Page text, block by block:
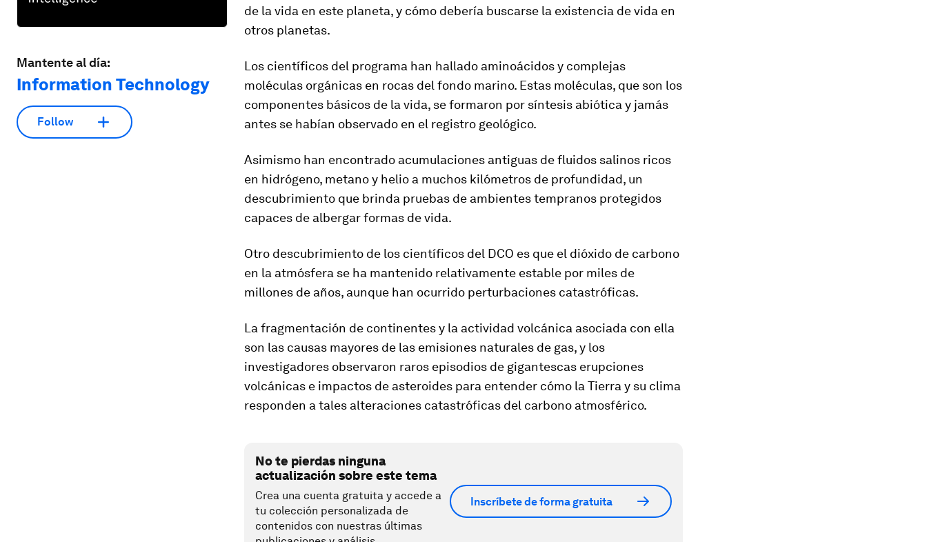
Mantente al día:
Information Technology
Follow
de la vida en este planeta, y cómo debería buscarse la existencia de vida en
otros planetas.
Los científicos del programa han hallado aminoácidos y complejas
moléculas orgánicas en rocas del fondo marino. Estas moléculas, que son los
componentes básicos de la vida, se formaron por síntesis abiótica y jamás
antes se habían observado en el registro geológico.
Asimismo han encontrado acumulaciones antiguas de fluidos salinos ricos
en hidrógeno, metano y helio a muchos kilómetros de profundidad, un
descubrimiento que brinda pruebas de ambientes tempranos protegidos
capaces de albergar formas de vida.
Otro descubrimiento de los científicos del DCO es que el dióxido de carbono
en la atmósfera se ha mantenido relativamente estable por miles de
millones de años, aunque han ocurrido perturbaciones catastróficas.
La fragmentación de continentes y la actividad volcánica asociada con ella
son las causas mayores de las emisiones naturales de gas, y los
investigadores observaron raros episodios de gigantescas erupciones
volcánicas e impactos de asteroides para entender cómo la Tierra y su clima
responden a tales alteraciones catastróficas del carbono atmosférico.
No te pierdas ninguna
actualización sobre este tema
Crea una cuenta gratuita y accede a
tu colección personalizada de
contenidos con nuestras últimas
Inscríbete de forma gratuita